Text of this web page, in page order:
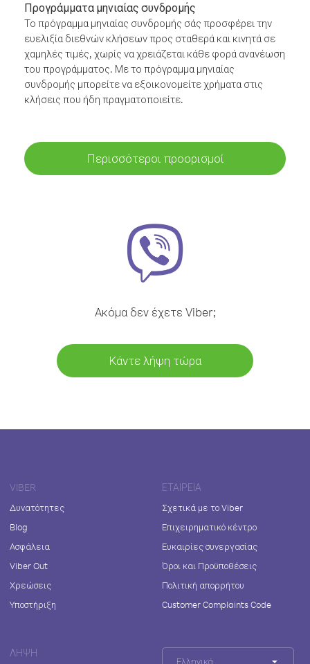
Προγράμματα μηνιαίας συνδρομής
Το πρόγραμμα μηνιαίας συνδρομής σάς προσφέρει την
ευελιξία διεθνών κλήσεων προς σταθερά και κινητά σε
χαμηλές τιμές, χωρίς να χρειάζεται κάθε φορά ανανέωση
του προγράμματος. Με το πρόγραμμα μηνιαίας
συνδρομής μπορείτε να εξοικονομείτε χρήματα στις
κλήσεις που ήδη πραγματοποιείτε.
Περισσότεροι προορισμοί
Ακόμα δεν έχετε Viber;
Κάντε λήψη τώρα
VIBER
Δυνατότητες
Blog
Ασφάλεια
Viber Out
Χρεώσεις
Υποστήριξη
ΕΤΑΙΡΕΊΑ
Σχετικά με το Viber
Επιχειρηματικό κέντρο
Ευκαιρίες συνεργασίας
Όροι και Προϋποθέσεις
Πολιτική απορρήτου
Customer Complaints Code
ΛΉΨΗ
Ελληνικά